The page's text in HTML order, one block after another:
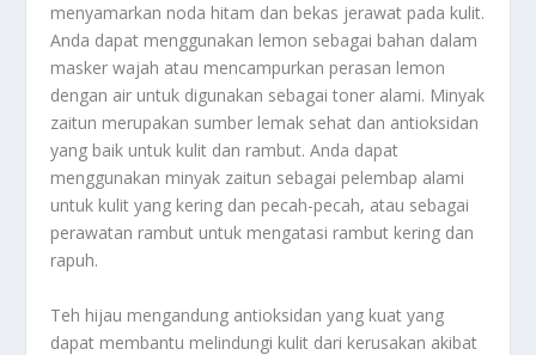
menyamarkan noda hitam dan bekas jerawat pada kulit.
Anda dapat menggunakan lemon sebagai bahan dalam
masker wajah atau mencampurkan perasan lemon
dengan air untuk digunakan sebagai toner alami. Minyak
zaitun merupakan sumber lemak sehat dan antioksidan
yang baik untuk kulit dan rambut. Anda dapat
menggunakan minyak zaitun sebagai pelembap alami
untuk kulit yang kering dan pecah-pecah, atau sebagai
perawatan rambut untuk mengatasi rambut kering dan
rapuh.
Teh hijau mengandung antioksidan yang kuat yang
dapat membantu melindungi kulit dari kerusakan akibat